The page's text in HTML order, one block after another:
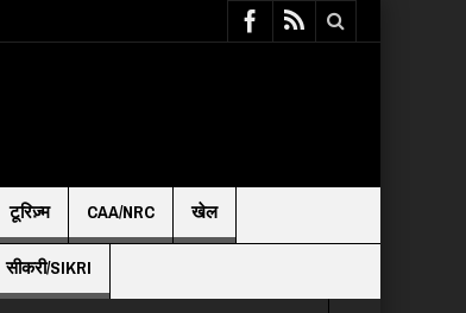
टूरिज़्म CAA/NRC खेल
सीकरी/SIKRI